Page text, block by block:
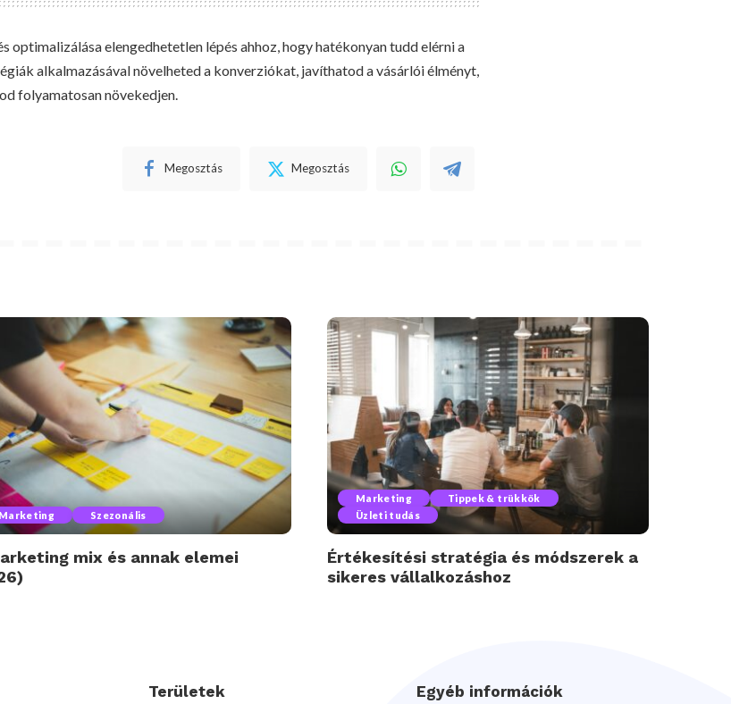
optimalizálása elengedhetetlen lépés ahhoz, hogy hatékonyan tudd elérni a
alkalmazásával növelheted a konverziókat, javíthatod a vásárlói élményt,
folyamatosan növekedjen.
Megosztás Megosztás
Marketing Szezonális
mix és annak elemei
Marketing
Tippek & trükkök
Üzleti tudás
Értékesítési stratégia és módszerek a
sikeres vállalkozáshoz
Területek Egyéb információk